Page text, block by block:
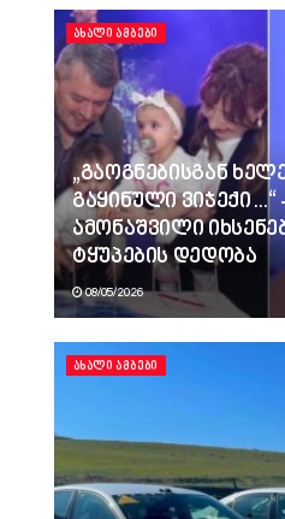
ᲐᲮᲐᲚᲘ ᲐᲛᲑᲔᲑᲘ
„გაოგნებისგან
გაყინული ვიჯექი…“
ამონაშვილი
ტყუპების დედობა
08/05/2026
ᲐᲮᲐᲚᲘ ᲐᲛᲑᲔᲑᲘ